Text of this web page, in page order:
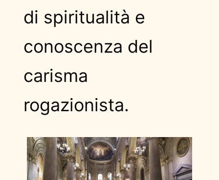
di spiritualità e
conoscenza del
carisma
rogazionista.